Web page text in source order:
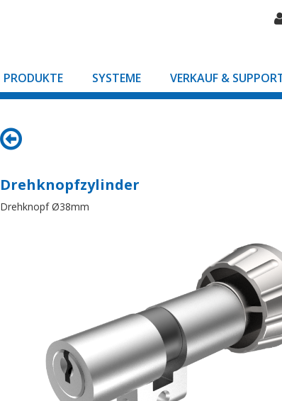
PRODUKTE SYSTEME VERKAUF &
Drehknopfzylinder
Drehknopf Ø38mm